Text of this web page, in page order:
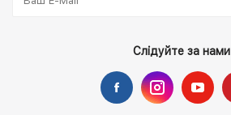
Слідуйте за нами